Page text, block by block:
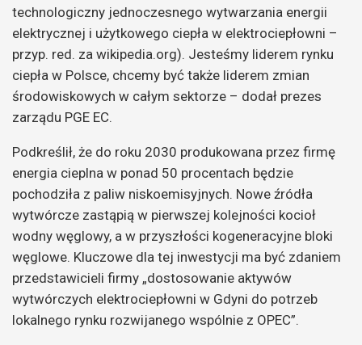
technologiczny jednoczesnego wytwarzania energii
elektrycznej i użytkowego ciepła w elektrociepłowni –
przyp. red. za wikipedia.org). Jesteśmy liderem rynku
ciepła w Polsce, chcemy być także liderem zmian
środowiskowych w całym sektorze – dodał prezes
zarządu PGE EC.
Podkreślił, że do roku 2030 produkowana przez firmę
energia cieplna w ponad 50 procentach będzie
pochodziła z paliw niskoemisyjnych. Nowe źródła
wytwórcze zastąpią w pierwszej kolejności kocioł
wodny węglowy, a w przyszłości kogeneracyjne bloki
węglowe. Kluczowe dla tej inwestycji ma być zdaniem
przedstawicieli firmy „dostosowanie aktywów
wytwórczych elektrociepłowni w Gdyni do potrzeb
lokalnego rynku rozwijanego wspólnie z OPEC”.